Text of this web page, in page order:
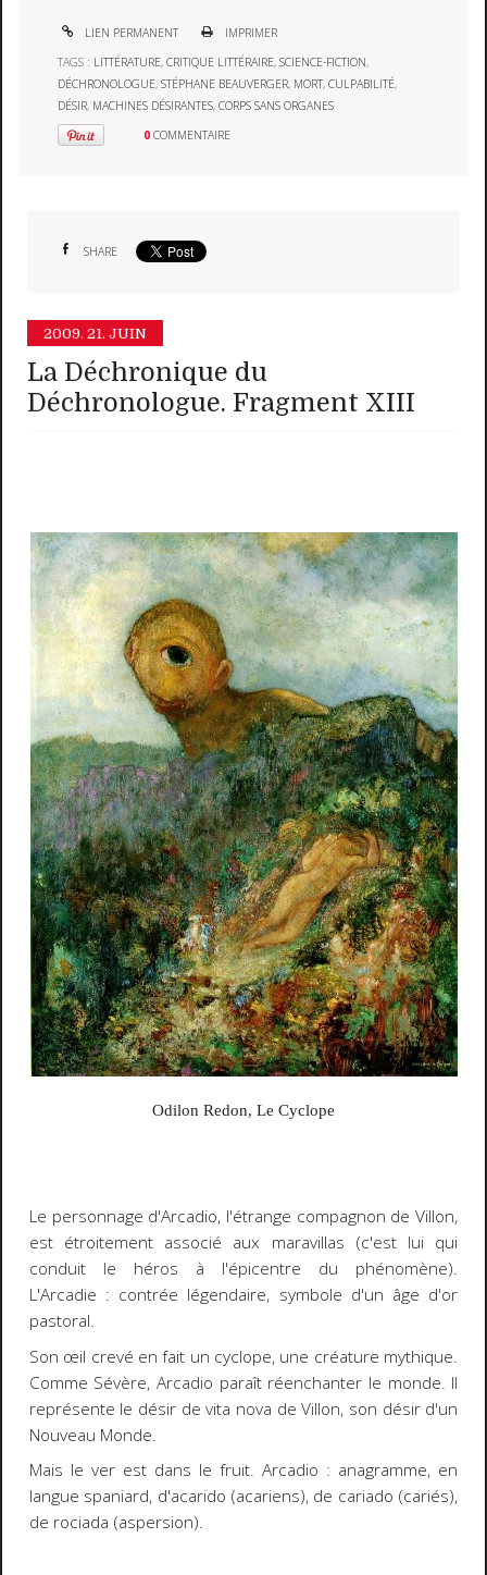
LIEN PERMANENT
IMPRIMER
TAGS : LITTÉRATURE,CRITIQUE LITTÉRAIRE,SCIENCE-FICTION,
DÉCHRONOLOGUE,STÉPHANE BEAUVERGER, MORT,CULPABILITÉ,
DÉSIR, MACHINES DÉSIRANTES,CORPS SANS ORGANES
0 COMMENTAIRE
SHARE
2009. 21. JUIN
La Déchronique du
Déchronologue. Fragment XIII
Odilon Redon, Le Cyclope
Le personnage d'Arcadio, l'étrange compagnon de Villon,
est étroitement associé aux maravillas (c'est lui qui
conduit le héros à l'épicentre du phénomène).
L'Arcadie : contrée légendaire, symbole d'un âge d'or
pastoral.
Son œil crevé en fait un cyclope, une créature mythique.
Comme Sévère, Arcadio paraît réenchanter le monde. Il
représente le désir devita nova de Villon, son désir d'un
Nouveau Monde.
Mais le ver est dans le fruit. Arcadio : anagramme, en
langue spaniard, d'acarido (acariens), de cariado (cariés),
de rociada (aspersion).